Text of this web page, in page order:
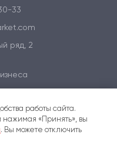
33
ряд, 2
данных
работы сайта.
нажимая «Принять», вы
. Вы можете отключить